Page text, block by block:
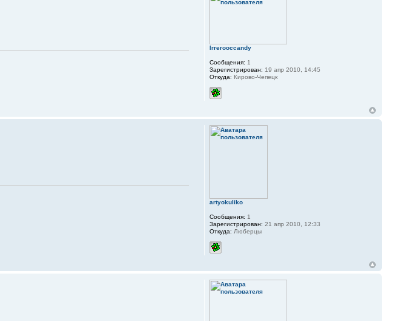
Irrerooccandy
Сообщения: 1
Зарегистрирован: 19 апр 2010, 14:45
Откуда: Кирово-Чепецк
artyokuliko
Сообщения: 1
Зарегистрирован: 21 апр 2010, 12:33
Откуда: Люберцы